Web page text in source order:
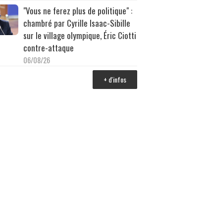
"Vous ne ferez plus de politique" :
chambré par Cyrille Isaac-Sibille
sur le village olympique, Éric Ciotti
contre-attaque
06/08/26
+ d'infos